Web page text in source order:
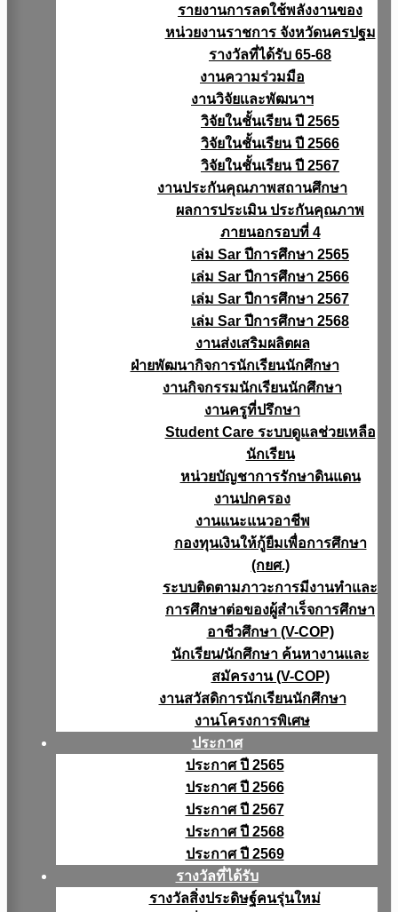
รายงานการลดใช้พลังงานของ
หน่วยงานราชการ จังหวัดนครปฐม
รางวัลที่ได้รับ 65-68
งานความร่วมมือ
งานวิจัยเเละพัฒนาฯ
วิจัยในชั้นเรียน ปี 2565
วิจัยในชั้นเรียน ปี 2566
วิจัยในชั้นเรียน ปี 2567
งานประกันคุณภาพสถานศึกษา
ผลการประเมิน ประกันคุณภาพ
ภายนอกรอบที่ 4
เล่ม Sar ปีการศึกษา 2565
เล่ม Sar ปีการศึกษา 2566
เล่ม Sar ปีการศึกษา 2567
เล่ม Sar ปีการศึกษา 2568
งานส่งเสริมผลิตผล
ฝ่ายพัฒนากิจการนักเรียนนักศึกษา
งานกิจกรรมนักเรียนนักศึกษา
งานครูที่ปรึกษา
Student Care ระบบดูแลช่วยเหลือ
นักเรียน
หน่วยบัญชาการรักษาดินแดน
งานปกครอง
งานแนะแนวอาชีพ
กองทุนเงินให้กู้ยืมเพื่อการศึกษา
(กยศ.)
ระบบติดตามภาวะการมีงานทำและ
การศึกษาต่อของผู้สำเร็จการศึกษา
อาชีวศึกษา (V-COP)
นักเรียน/นักศึกษา ค้นหางานและ
สมัครงาน (V-COP)
งานสวัสดิการนักเรียนนักศึกษา
งานโครงการพิเศษ
ประกาศ
ประกาศ ปี 2565
ประกาศ ปี 2566
ประกาศ ปี 2567
ประกาศ ปี 2568
ประกาศ ปี 2569
รางวัลที่ได้รับ
รางวัลสิ่งประดิษฐ์คนรุ่นใหม่